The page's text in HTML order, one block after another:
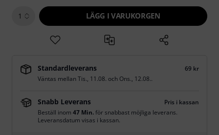
1 LÄGG I VARUKORGEN
Standardleverans
69 kr
Väntas mellanTis., 11.08. och Ons., 12.08..
Snabb Leverans
Pris i kassan
Beställ inom 47 Min.för snabbast möjliga leverans.
Leveransdatum visas i kassan.